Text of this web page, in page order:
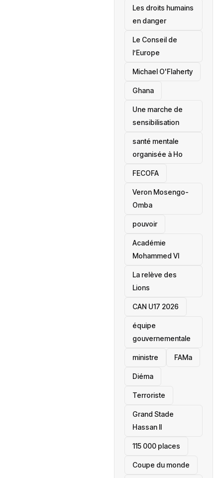
Les droits humains
en danger
‎Le Conseil de
l’Europe
Michael O'Flaherty
‎Ghana
Une marche de
sensibilisation
santé mentale
organisée à Ho
‎FECOFA
Veron Mosengo-
Omba
pouvoir
Académie
Mohammed VI
La relève des
Lions
CAN U17 2026
équipe
gouvernementale
ministre FAMa
Diéma
Terroriste
Grand Stade
Hassan II
115 000 places
‎Coupe du monde